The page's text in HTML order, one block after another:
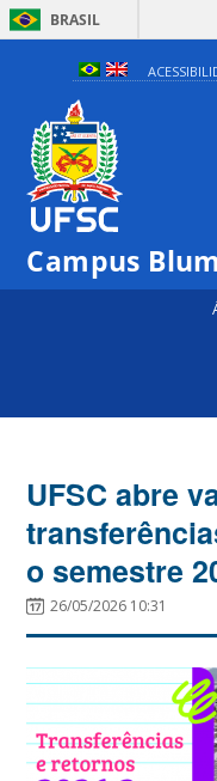
BRASIL
Campus
UFSC abre
o semestre
26/05/2026 10:31